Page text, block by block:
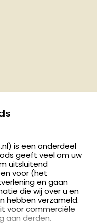
én 18:00 - 21:00
is een onderdeel
geeft veel om uw
uitsluitend
voor (het
en gaan
die wij over u en
hebben verzameld.
voor commerciële
aan derden.